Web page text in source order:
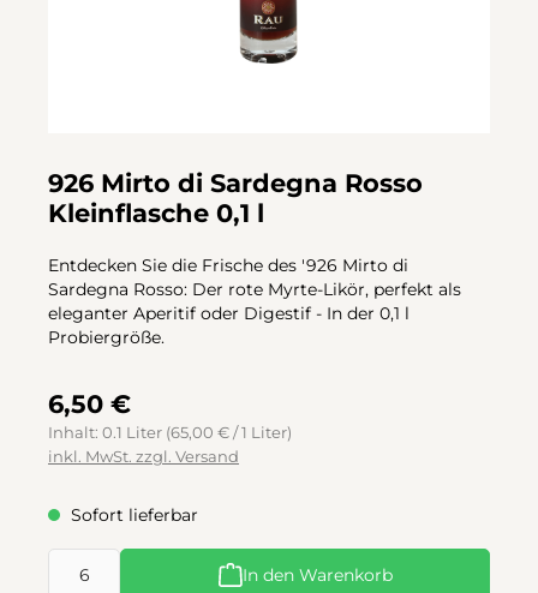
926 Mirto di Sardegna Rosso
Kleinflasche 0,1 l
Entdecken Sie die Frische des '926 Mirto di
Sardegna Rosso: Der rote Myrte-Likör, perfekt als
eleganter Aperitif oder Digestif - In der 0,1 l
Probiergröße.
6,50 €
Inhalt: 0.1 Liter (65,00 € / 1 Liter)
inkl. MwSt. zzgl. Versand
Sofort lieferbar
Produkt Anzahl: Gib den gewünschten Wert ein oder
In den Warenkorb